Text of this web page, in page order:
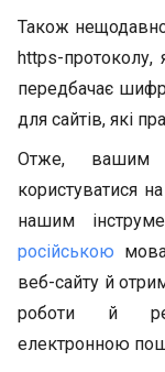
Також
https-
передбачає
для сайтів, які
Отже, вашим
користуватися
нашим
російською
веб-сайту й
роботи й
електронною